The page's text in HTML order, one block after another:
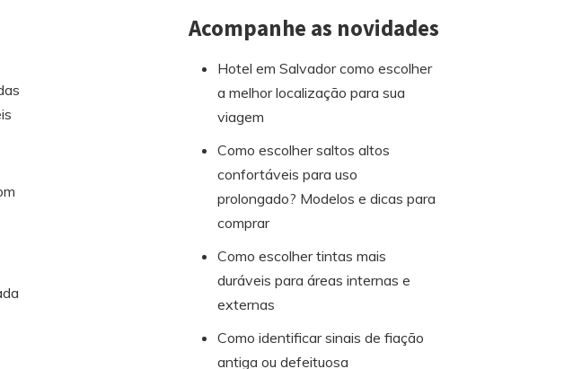
Acompanhe as novidades
Hotel em Salvador como escolher
a melhor localização para sua
viagem
Como escolher saltos altos
confortáveis para uso
prolongado? Modelos e dicas para
comprar
Como escolher tintas mais
duráveis para áreas internas e
externas
Como identificar sinais de fiação
antiga ou defeituosa